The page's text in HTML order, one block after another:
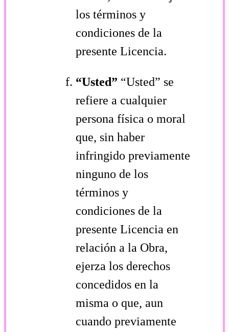
los términos y
condiciones de la
presente Licencia.
“Usted” “Usted” se
refiere a cualquier
persona física o moral
que, sin haber
infringido previamente
ninguno de los
términos y
condiciones de la
presente Licencia en
relación a la Obra,
ejerza los derechos
concedidos en la
misma o que, aun
cuando previamente